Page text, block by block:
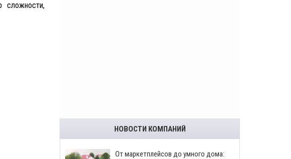
сложности,
НОВОСТИ КОМПАНИЙ
От маркетплейсов до умного дома: